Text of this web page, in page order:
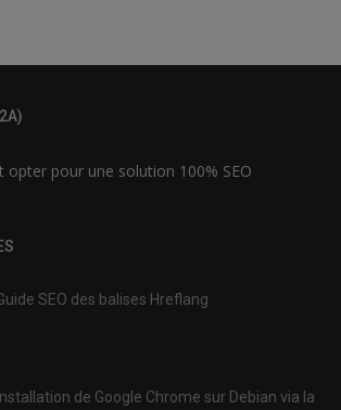
opter pour une solution 100% SEO
SEO des balises Hreflang
Installation de Google Chrome sur Debian via la